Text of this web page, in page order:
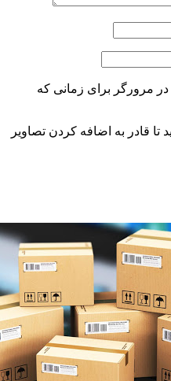
مرورگر برای زمانی که
قادر به اضافه کردن تصاویر